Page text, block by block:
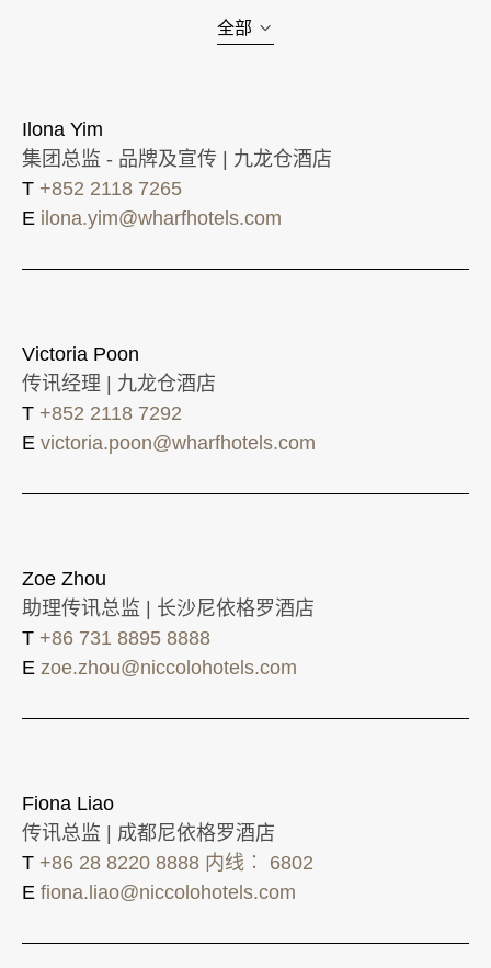
全部
Ilona Yim
集团总监 - 品牌及宣传 | 九龙仓酒店
T +852 2118 7265
E ilona.yim@wharfhotels.com
Victoria Poon
传讯经理 | 九龙仓酒店
T +852 2118 7292
E victoria.poon@wharfhotels.com
Zoe Zhou
助理传讯总监 | 长沙尼依格罗酒店
T +86 731 8895 8888
E zoe.zhou@niccolohotels.com
Fiona Liao
传讯总监 | 成都尼依格罗酒店
T +86 28 8220 8888 内线︰ 6802
E fiona.liao@niccolohotels.com